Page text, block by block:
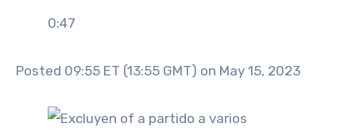
0:47
Posted 09:55 ET (13:55 GMT) on May 15, 2023